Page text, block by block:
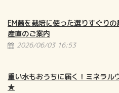
EM菌を栽培に使った選りすぐり
産直のご案内
2026/06/03 16:53
重い水もおうちに届く！ミネラル
★